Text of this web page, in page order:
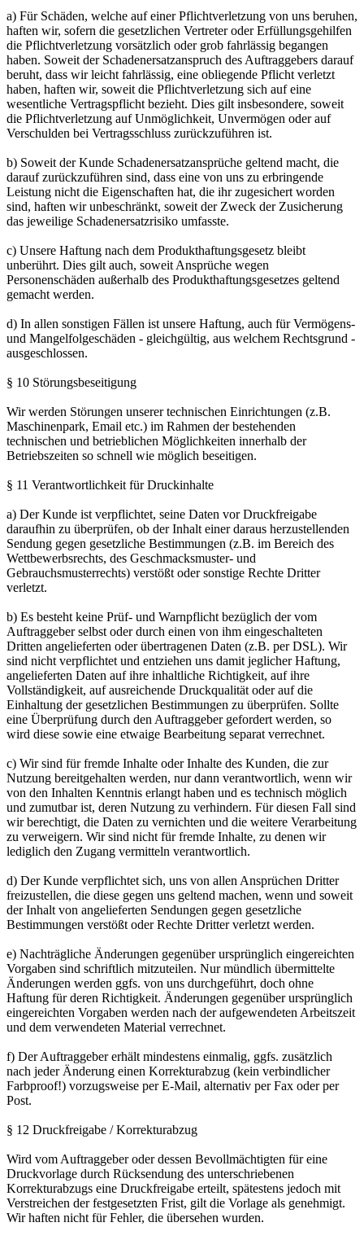
a) Für Schäden, welche auf einer Pflichtverletzung von uns beruhen,
haften wir, sofern die gesetzlichen Vertreter oder Erfüllungsgehilfen
die Pflichtverletzung vorsätzlich oder grob fahrlässig begangen
haben. Soweit der Schadenersatzanspruch des Auftraggebers darauf
beruht, dass wir leicht fahrlässig, eine obliegende Pflicht verletzt
haben, haften wir, soweit die Pflichtverletzung sich auf eine
wesentliche Vertragspflicht bezieht. Dies gilt insbesondere, soweit
die Pflichtverletzung auf Unmöglichkeit, Unvermögen oder auf
Verschulden bei Vertragsschluss zurückzuführen ist.
b) Soweit der Kunde Schadenersatzansprüche geltend macht, die
darauf zurückzuführen sind, dass eine von uns zu erbringende
Leistung nicht die Eigenschaften hat, die ihr zugesichert worden
sind, haften wir unbeschränkt, soweit der Zweck der Zusicherung
das jeweilige Schadenersatzrisiko umfasste.
c) Unsere Haftung nach dem Produkthaftungsgesetz bleibt
unberührt. Dies gilt auch, soweit Ansprüche wegen
Personenschäden außerhalb des Produkthaftungsgesetzes geltend
gemacht werden.
d) In allen sonstigen Fällen ist unsere Haftung, auch für Vermögens-
und Mangelfolgeschäden - gleichgültig, aus welchem Rechtsgrund -
ausgeschlossen.
§ 10 Störungsbeseitigung
Wir werden Störungen unserer technischen Einrichtungen (z.B.
Maschinenpark, Email etc.) im Rahmen der bestehenden
technischen und betrieblichen Möglichkeiten innerhalb der
Betriebszeiten so schnell wie möglich beseitigen.
§ 11 Verantwortlichkeit für Druckinhalte
a) Der Kunde ist verpflichtet, seine Daten vor Druckfreigabe
daraufhin zu überprüfen, ob der Inhalt einer daraus herzustellenden
Sendung gegen gesetzliche Bestimmungen (z.B. im Bereich des
Wettbewerbsrechts, des Geschmacksmuster- und
Gebrauchsmusterrechts) verstößt oder sonstige Rechte Dritter
verletzt.
b) Es besteht keine Prüf- und Warnpflicht bezüglich der vom
Auftraggeber selbst oder durch einen von ihm eingeschalteten
Dritten angelieferten oder übertragenen Daten (z.B. per DSL). Wir
sind nicht verpflichtet und entziehen uns damit jeglicher Haftung,
angelieferten Daten auf ihre inhaltliche Richtigkeit, auf ihre
Vollständigkeit, auf ausreichende Druckqualität oder auf die
Einhaltung der gesetzlichen Bestimmungen zu überprüfen. Sollte
eine Überprüfung durch den Auftraggeber gefordert werden, so
wird diese sowie eine etwaige Bearbeitung separat verrechnet.
c) Wir sind für fremde Inhalte oder Inhalte des Kunden, die zur
Nutzung bereitgehalten werden, nur dann verantwortlich, wenn wir
von den Inhalten Kenntnis erlangt haben und es technisch möglich
und zumutbar ist, deren Nutzung zu verhindern. Für diesen Fall sind
wir berechtigt, die Daten zu vernichten und die weitere Verarbeitung
zu verweigern. Wir sind nicht für fremde Inhalte, zu denen wir
lediglich den Zugang vermitteln verantwortlich.
d) Der Kunde verpflichtet sich, uns von allen Ansprüchen Dritter
freizustellen, die diese gegen uns geltend machen, wenn und soweit
der Inhalt von angelieferten Sendungen gegen gesetzliche
Bestimmungen verstößt oder Rechte Dritter verletzt werden.
e) Nachträgliche Änderungen gegenüber ursprünglich eingereichten
Vorgaben sind schriftlich mitzuteilen. Nur mündlich übermittelte
Änderungen werden ggfs. von uns durchgeführt, doch ohne
Haftung für deren Richtigkeit. Änderungen gegenüber ursprünglich
eingereichten Vorgaben werden nach der aufgewendeten Arbeitszeit
und dem verwendeten Material verrechnet.
f) Der Auftraggeber erhält mindestens einmalig, ggfs. zusätzlich
nach jeder Änderung einen Korrekturabzug (kein verbindlicher
Farbproof!) vorzugsweise per E-Mail, alternativ per Fax oder per
Post.
§ 12 Druckfreigabe / Korrekturabzug
Wird vom Auftraggeber oder dessen Bevollmächtigten für eine
Druckvorlage durch Rücksendung des unterschriebenen
Korrekturabzugs eine Druckfreigabe erteilt, spätestens jedoch mit
Verstreichen der festgesetzten Frist, gilt die Vorlage als genehmigt.
Wir haften nicht für Fehler, die übersehen wurden.